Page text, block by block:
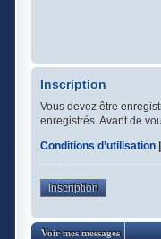
Inscription
Vous devez être
enregistrés. Avant de
Conditions d’utilisation
Inscription
Voir mes messages